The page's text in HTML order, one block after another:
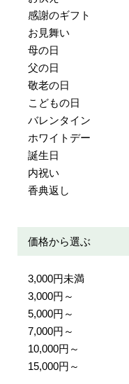
感謝のギフト
お見舞い
母の日
父の日
敬老の日
こどもの日
バレンタイン
ホワイトデー
誕生日
内祝い
香典返し
価格から選ぶ
3,000円未満
3,000円～
5,000円～
7,000円～
10,000円～
15,000円～